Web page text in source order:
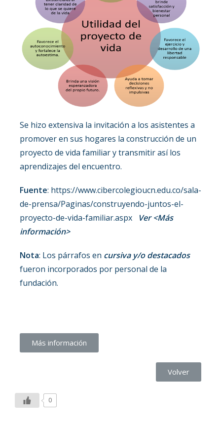
Se hizo extensiva la invitación a los asistentes a
promover en sus hogares la construcción de un
proyecto de vida familiar y transmitir así los
aprendizajes del encuentro.
Fuente: https://www.cibercolegioucn.edu.co/sala-
de-prensa/Paginas/construyendo-juntos-el-
proyecto-de-vida-familiar.aspx
Ver <Más
información>
Nota: Los párrafos en cursiva y/o destacados
fueron incorporados por personal de la
fundación.
Más información
Volver
0